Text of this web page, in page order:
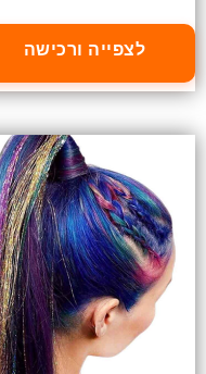
לצפייה ורכישה